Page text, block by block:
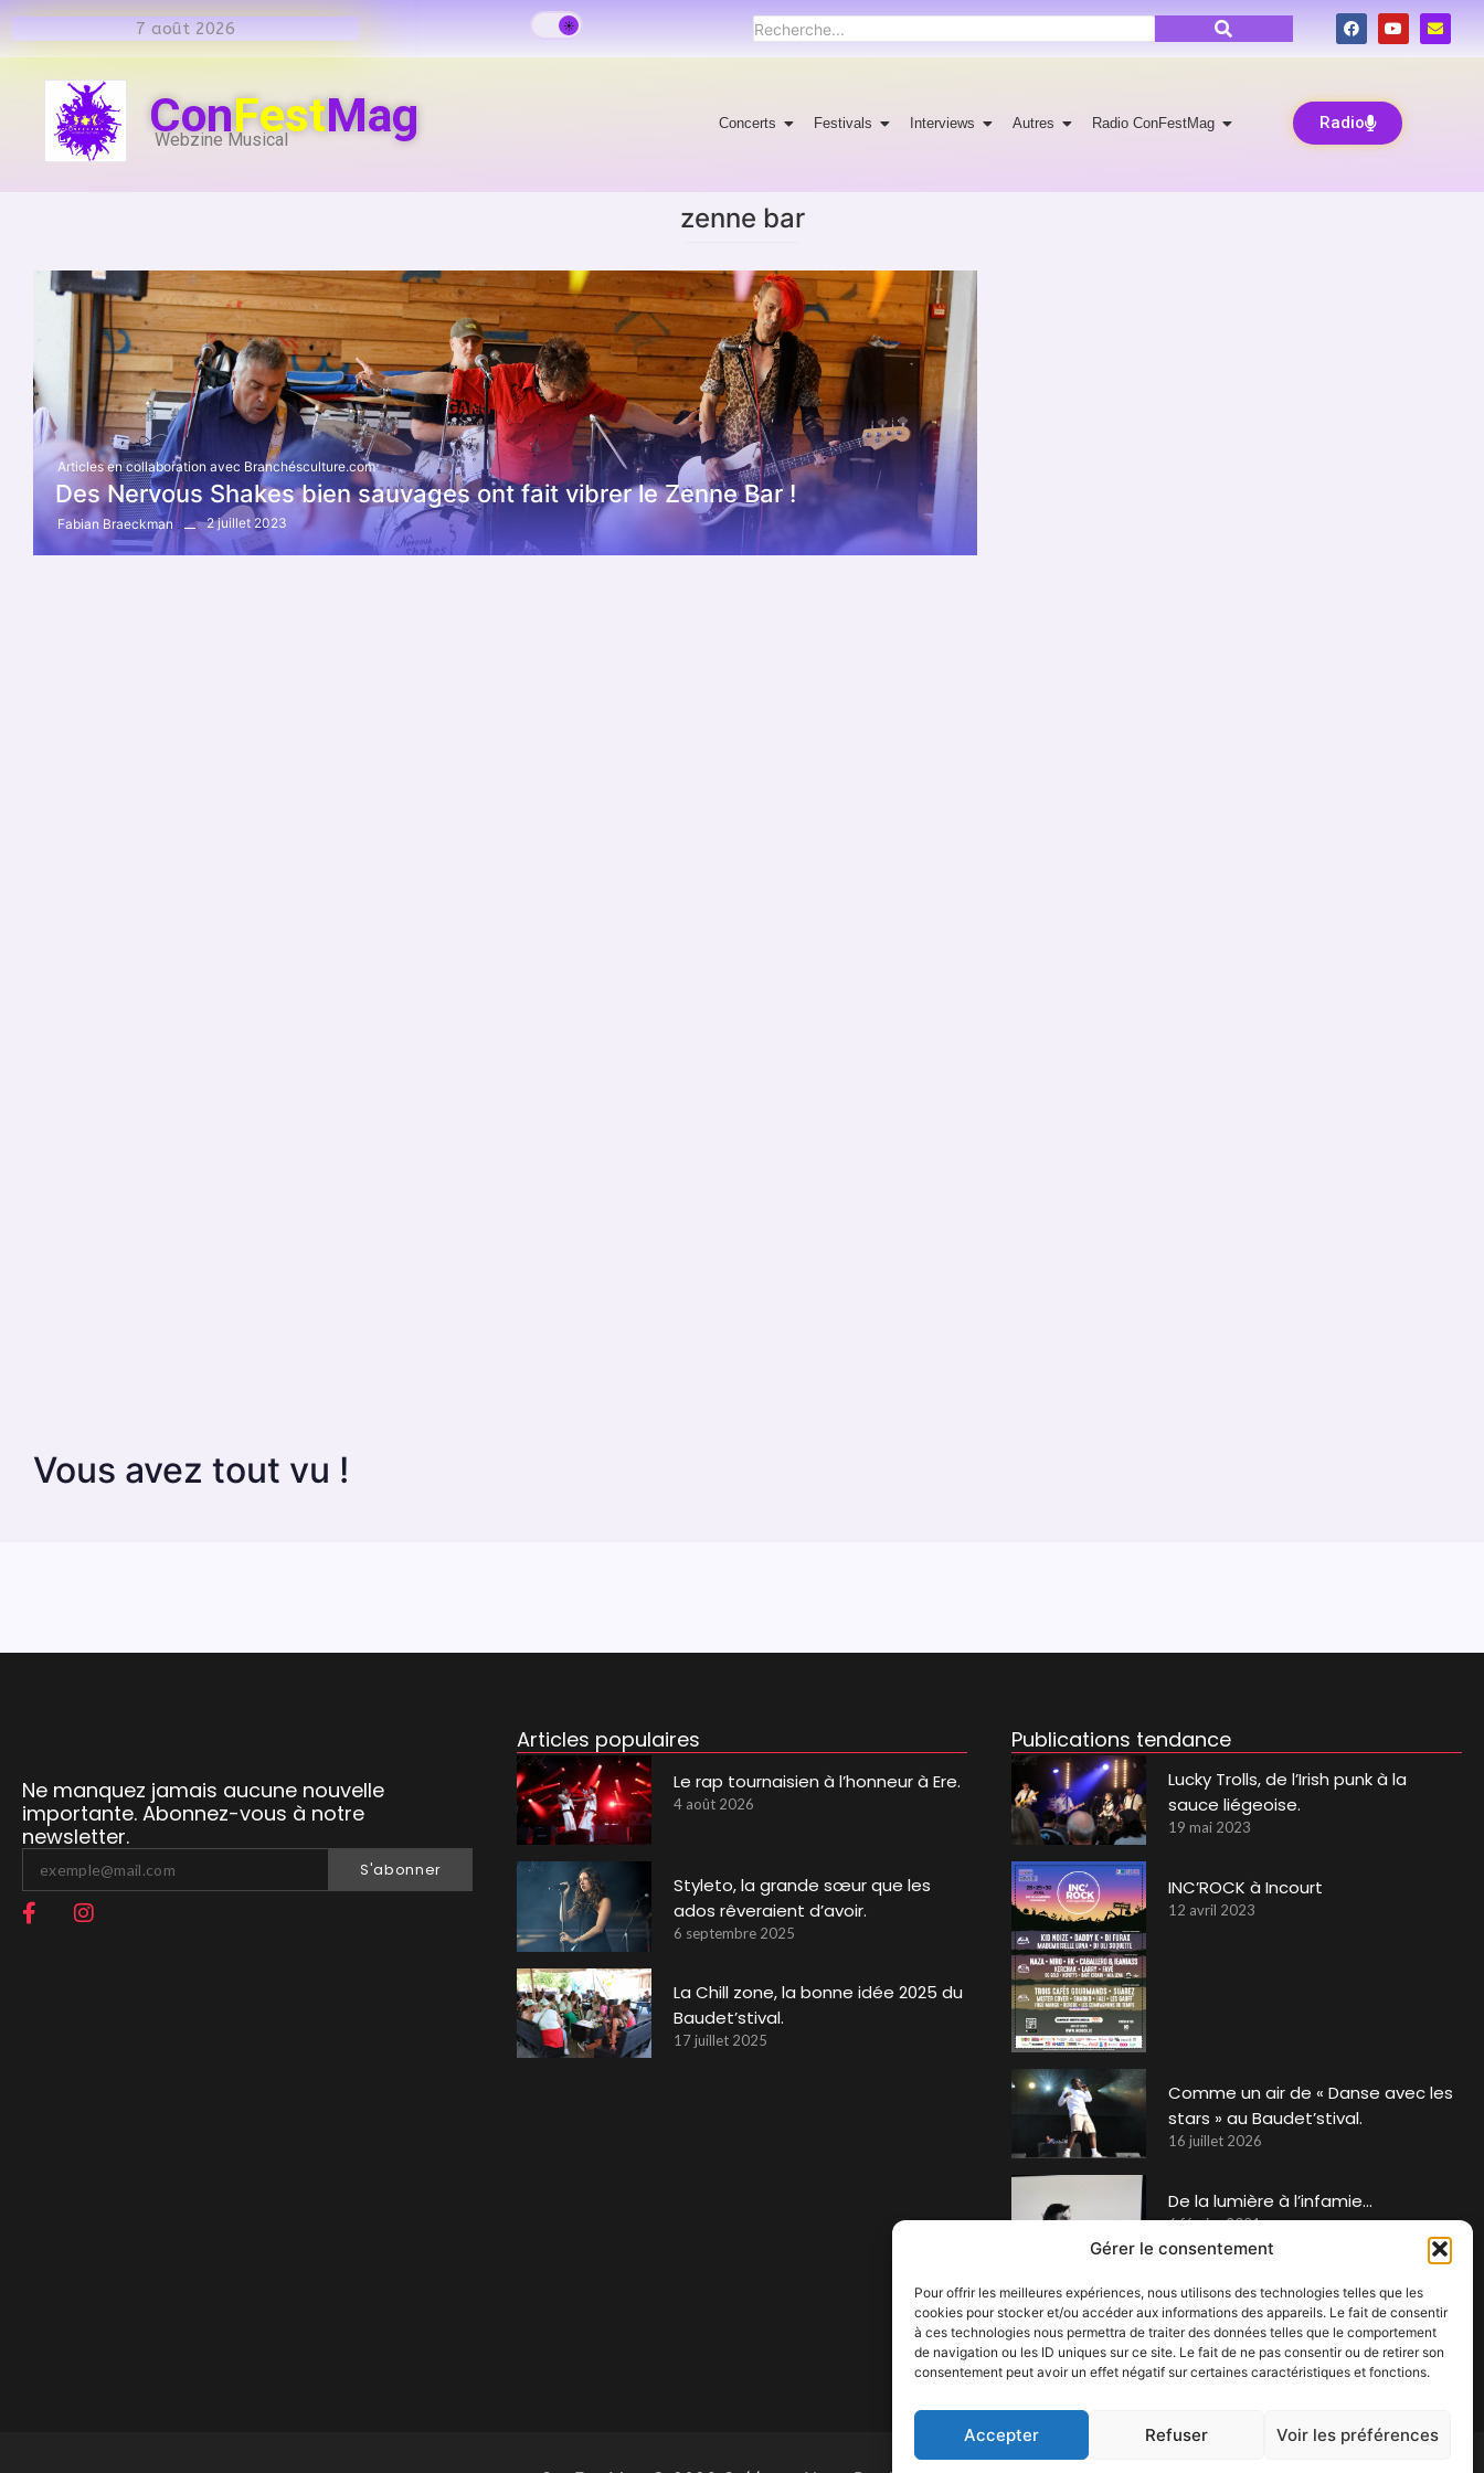
Gérer le consentement
Pour offrir les meilleures expériences, nous utilisons des technologies telles que les
cookies pour stocker et/ou accéder aux informations des appareils. Le fait de consentir
à ces technologies nous permettra de traiter des données telles que le comportement
de navigation ou les ID uniques sur ce site. Le fait de ne pas consentir ou de retirer son
consentement peut avoir un effet négatif sur certaines caractéristiques et fonctions.
Accepter Refuser Voir les préférences
7 août 2026
ConFestMag
Webzine Musical
Concerts Festivals Interviews Autres Radio ConFestMag Radio
zenne bar
Articles en collaboration avec Branchésculture.com
Des Nervous Shakes bien sauvages ont fait vibrer le Zenne Bar !
Fabian Braeckman 2 juillet 2023
Vous avez tout vu !
Ne manquez jamais aucune nouvelle
importante. Abonnez-vous à notre
newsletter.
S'abonner
Articles populaires
Le rap tournaisien à l’honneur à Ere.
4 août 2026
Styleto, la grande sœur que les
ados rêveraient d’avoir.
6 septembre 2025
La Chill zone, la bonne idée 2025 du
Baudet’stival.
17 juillet 2025
Publications tendance
Lucky Trolls, de l’Irish punk à la
sauce liégeoise.
19 mai 2023
INC’ROCK à Incourt
12 avril 2023
Comme un air de « Danse avec les
stars » au Baudet’stival.
16 juillet 2026
De la lumière à l’infamie…
6 février 2021